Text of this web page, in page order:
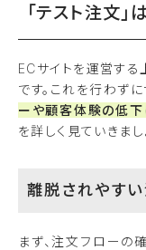
「テスト注文」
ECサイトを運営する
です。これを行わずに
ーや顧客体験の低
を詳しく見ていきまし
離脱されやす
まず、注文フローの